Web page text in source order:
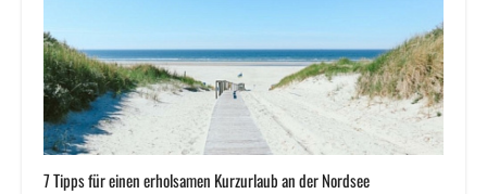
7 Tipps für einen erholsamen Kurzurlaub an der Nordsee